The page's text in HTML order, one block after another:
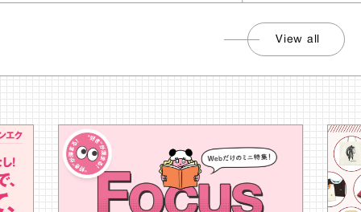
View all